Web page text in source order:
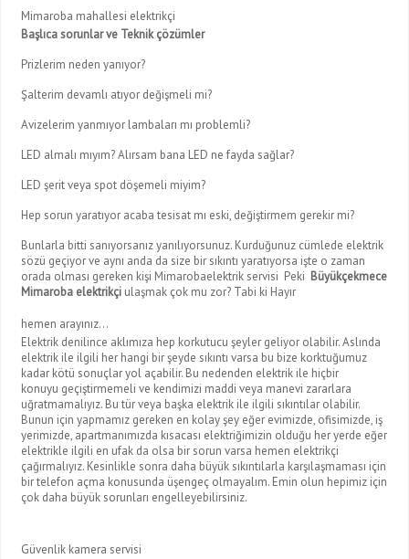
Mimaroba mahallesi elektrikçi
Başlıca sorunlar ve Teknik çözümler
Prizlerim neden yanıyor?
Şalterim devamlı atıyor değişmeli mi?
Avizelerim yanmıyor lambaları mı problemli?
LED almalı mıyım? Alırsam bana LED ne fayda sağlar?
LED şerit veya spot döşemeli miyim?
Hep sorun yaratıyor acaba tesisat mı eski, değiştirmem gerekir mi?
Bunlarla bitti sanıyorsanız yanılıyorsunuz. Kurduğunuz cümlede elektrik
sözü geçiyor ve aynı anda da size bir sıkıntı yaratıyorsa işte o zaman
orada olması gereken kişi Mimarobaelektrik servisi Peki Büyükçekmece
Mimaroba elektrikçi ulaşmak çok mu zor? Tabi ki Hayır
hemen arayınız…
Elektrik denilince aklımıza hep korkutucu şeyler geliyor olabilir. Aslında
elektrik ile ilgili her hangi bir şeyde sıkıntı varsa bu bize korktuğumuz
kadar kötü sonuçlar yol açabilir. Bu nedenden elektrik ile hiçbir
konuyu geçiştirmemeli ve kendimizi maddi veya manevi zararlara
uğratmamalıyız. Bu tür veya başka elektrik ile ilgili sıkıntılar olabilir.
Bunun için yapmamız gereken en kolay şey eğer evimizde, ofisimizde, iş
yerimizde, apartmanımızda kısacası elektriğimizin olduğu her yerde eğer
elektrikle ilgili en ufak da olsa bir sorun varsa hemen elektrikçi
çağırmalıyız. Kesinlikle sonra daha büyük sıkıntılarla karşılaşmaması için
bir telefon açma konusunda üşengeç olmayalım. Emin olun hepimiz için
çok daha büyük sorunları engelleyebilirsiniz.
Güvenlik kamera servisi